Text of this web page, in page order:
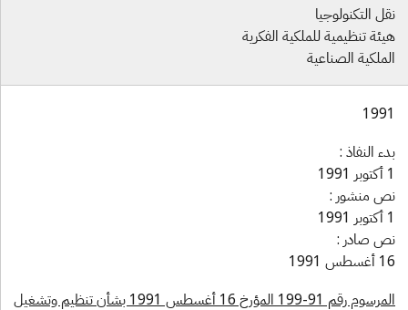
التكنولوجيا
تنظيمية للملكية الفكرية
الصناعية
النفاذ :
منشور :
صادر :
المرسوم رقم 91-199 المؤرخ 16 أغسطس 1991 بشأن تنظيم وتشغيل